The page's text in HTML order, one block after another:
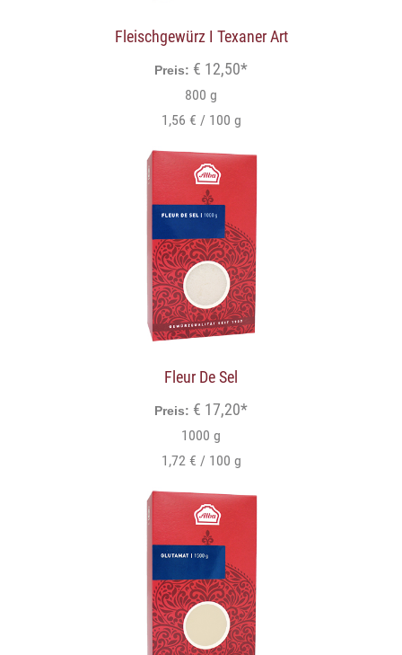
Fleischgewürz I Texaner Art
Preis: € 12,50*
800 g
1,56 € / 100 g
Fleur De Sel
Preis: € 17,20*
1000 g
1,72 € / 100 g